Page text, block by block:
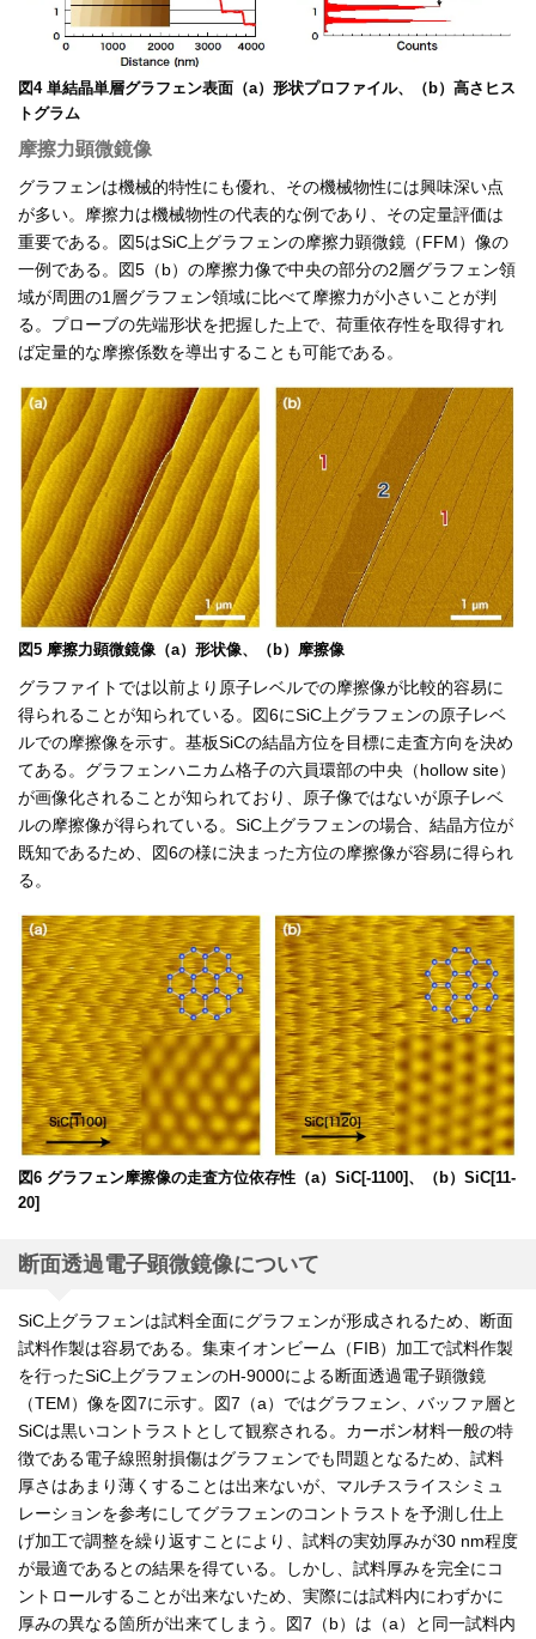
図4 単結晶単層グラフェン表面（a）形状プロファイル、（b）高さヒス
トグラム
摩擦力顕微鏡像
グラフェンは機械的特性にも優れ、その機械物性には興味深い点
が多い。摩擦力は機械物性の代表的な例であり、その定量評価は
重要である。図5はSiC上グラフェンの摩擦力顕微鏡（FFM）像の
一例である。図5（b）の摩擦力像で中央の部分の2層グラフェン領
域が周囲の1層グラフェン領域に比べて摩擦力が小さいことが判
る。プローブの先端形状を把握した上で、荷重依存性を取得すれ
ば定量的な摩擦係数を導出することも可能である。
図5 摩擦力顕微鏡像（a）形状像、（b）摩擦像
グラファイトでは以前より原子レベルでの摩擦像が比較的容易に
得られることが知られている。図6にSiC上グラフェンの原子レベ
ルでの摩擦像を示す。基板SiCの結晶方位を目標に走査方向を決め
てある。グラフェンハニカム格子の六員環部の中央（hollow site）
が画像化されることが知られており、原子像ではないが原子レベ
ルの摩擦像が得られている。SiC上グラフェンの場合、結晶方位が
既知であるため、図6の様に決まった方位の摩擦像が容易に得られ
る。
図6 グラフェン摩擦像の走査方位依存性（a）SiC[-1100]、（b）SiC[11-
20]
断面透過電子顕微鏡像について
SiC上グラフェンは試料全面にグラフェンが形成されるため、断面
試料作製は容易である。集束イオンビーム（FIB）加工で試料作製
を行ったSiC上グラフェンのH-9000による断面透過電子顕微鏡
（TEM）像を図7に示す。図7（a）ではグラフェン、バッファ層と
SiCは黒いコントラストとして観察される。カーボン材料一般の特
徴である電子線照射損傷はグラフェンでも問題となるため、試料
厚さはあまり薄くすることは出来ないが、マルチスライスシミュ
レーションを参考にしてグラフェンのコントラストを予測し仕上
げ加工で調整を繰り返すことにより、試料の実効厚みが30 nm程度
が最適であるとの結果を得ている。しかし、試料厚みを完全にコ
ントロールすることが出来ないため、実際には試料内にわずかに
厚みの異なる箇所が出来てしまう。図7（b）は（a）と同一試料内